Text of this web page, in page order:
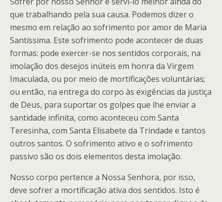
que trabalhando pela sua causa. Podemos dizer o
mesmo em relação ao sofrimento por amor de Maria
Santíssima. Este sofrimento pode acontecer de duas
formas: pode exercer-se nos sentidos corporais, na
imolação dos desejos inúteis em honra da Virgem
Imaculada, ou por meio de mortificações voluntárias;
ou então, na entrega do corpo às exigências da justiça
de Deus, para suportar os golpes que lhe enviar a
santidade infinita, como aconteceu com Santa
Teresinha, com Santa Elisabete da Trindade e tantos
outros santos. O sofrimento ativo e o sofrimento
passivo são os dois elementos desta imolação.
Nosso corpo pertence a Nossa Senhora, por isso,
deve sofrer a mortificação ativa dos sentidos. Isto é